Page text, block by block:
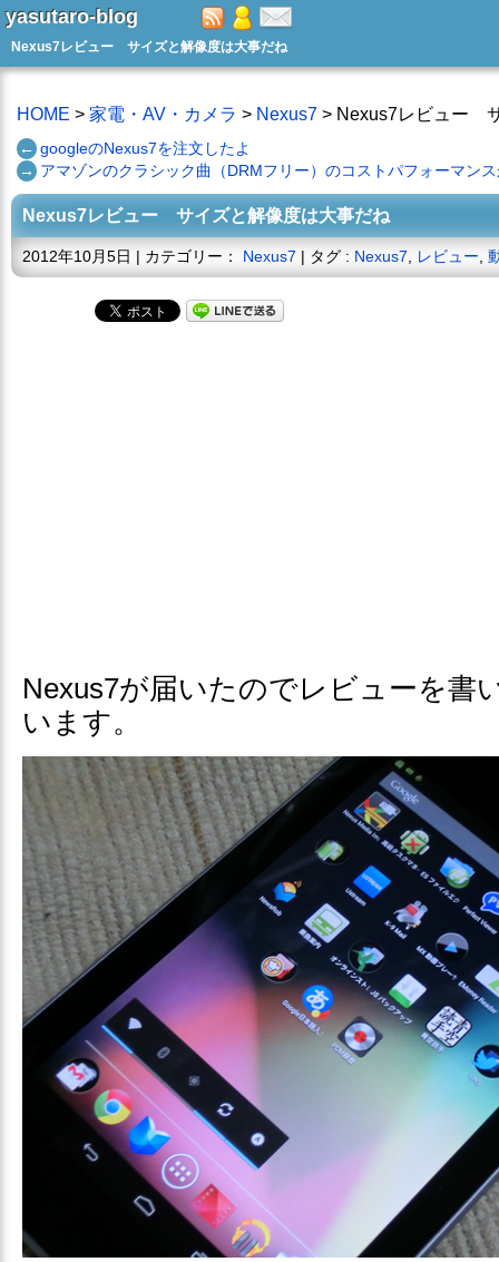
yasutaro-blog
Nexus7レビュー サイズと解像度は大事だね
HOME > 家電・AV・カメラ > Nexus7 > Nexus7レビュー
← googleのNexus7を注文したよ
→ アマゾンのクラシック曲（DRMフリー）のコストパフォーマン
Nexus7レビュー サイズと解像度は大事だね
2012年10月5日 | カテゴリー： Nexus7 | タグ : Nexus7, レビュー,
Nexus7が届いたのでレビューを書
います。